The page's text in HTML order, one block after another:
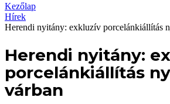
Kezőlap
Hírek
Herendi nyitány: exkluzív porcelánkiállítás
Herendi nyitány:
porcelánkiállítás
várban